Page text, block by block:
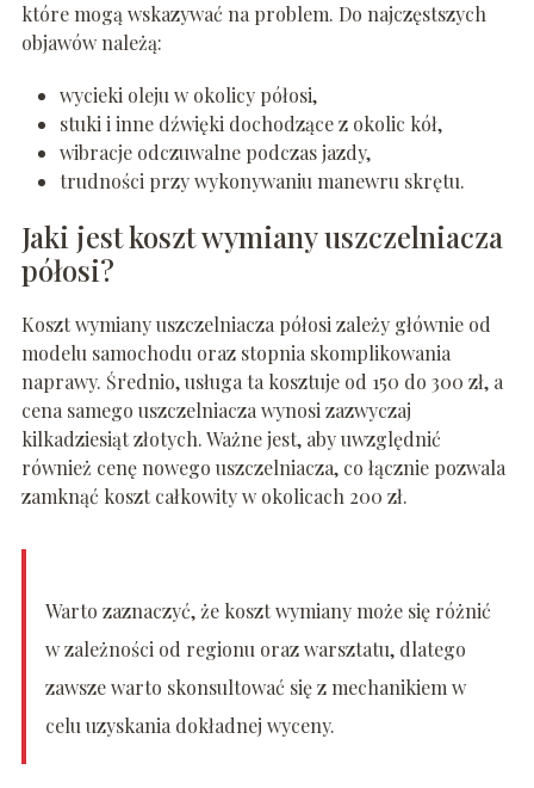
które mogą wskazywać na problem. Do najczęstszych
objawów należą:
wycieki oleju w okolicy półosi,
stuki i inne dźwięki dochodzące z okolic kół,
wibracje odczuwalne podczas jazdy,
trudności przy wykonywaniu manewru skrętu.
Jaki jest koszt wymiany uszczelniacza
półosi?
Koszt wymiany uszczelniacza półosi zależy głównie od
modelu samochodu oraz stopnia skomplikowania
naprawy. Średnio, usługa ta kosztuje od 150 do 300 zł, a
cena samego uszczelniacza wynosi zazwyczaj
kilkadziesiąt złotych. Ważne jest, aby uwzględnić
również cenę nowego uszczelniacza, co łącznie pozwala
zamknąć koszt całkowity w okolicach 200 zł.
Warto zaznaczyć, że koszt wymiany może się różnić
w zależności od regionu oraz warsztatu, dlatego
zawsze warto skonsultować się z mechanikiem w
celu uzyskania dokładnej wyceny.